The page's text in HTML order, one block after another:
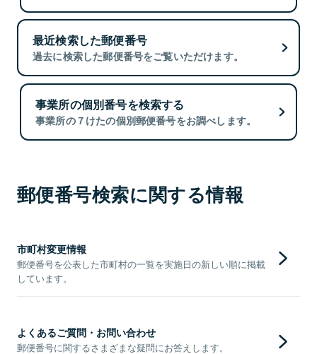
最近検索した郵便番号
過去に検索した郵便番号をご覧いただけます。
事業所の個別番号を検索する
事業所の７けたの個別郵便番号をお調べします。
郵便番号検索に関する情報
市町村変更情報
郵便番号を公表した市町村の一覧を実施日の新しい順に掲載
しています。
よくあるご質問・お問い合わせ
郵便番号に関するさまざまな疑問にお答えします。